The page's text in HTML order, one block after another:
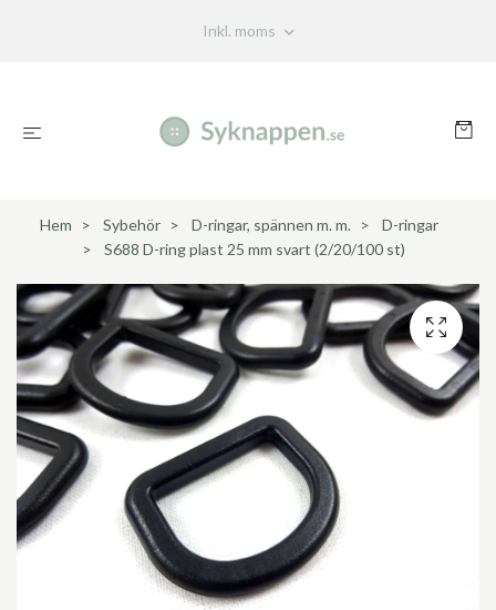
Inkl. moms
Hem Sybehör D-ringar, spännen m. m.
D-ringar
S688 D-ring plast 25 mm svart (2/20/100 st)